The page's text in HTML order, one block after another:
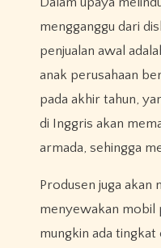
mengganggu dari
penjualan awal
anak perusahaan
pada akhir tahun,
di Inggris akan
armada, sehingga
Produsen juga
menyewakan mobil
mungkin ada